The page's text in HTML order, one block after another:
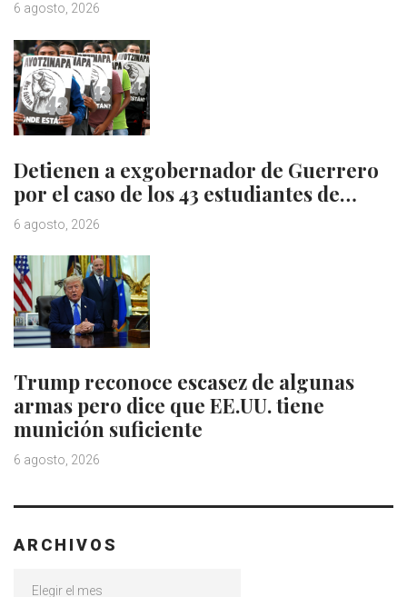
6 agosto, 2026
Detienen a exgobernador de Guerrero
por el caso de los 43 estudiantes de…
6 agosto, 2026
Trump reconoce escasez de algunas
armas pero dice que EE.UU. tiene
munición suficiente
6 agosto, 2026
ARCHIVOS